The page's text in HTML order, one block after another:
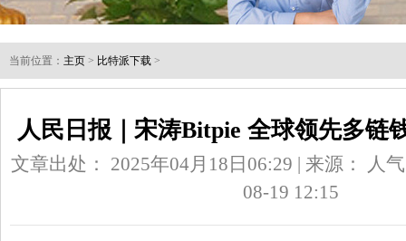
当前位置： 主页 > 比特派下载 >
人民日报｜宋涛Bitpie 全球领先多链
文章出处： 2025年04月18日06:29 | 来源：
人
08-19 12:15